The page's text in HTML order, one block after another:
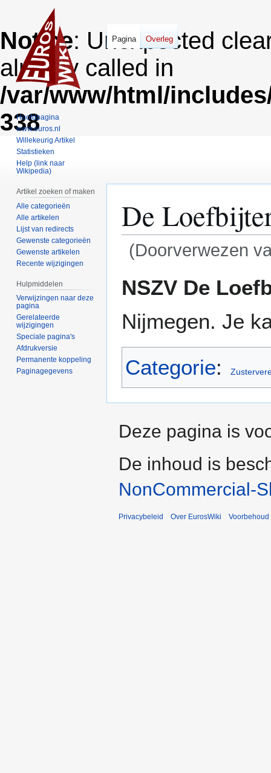
Notice: Unexpected
already called in
/var/www/html/
338
De
(Doorverwezen
navigatie
zoeken
NSZV De
Nijmegen. Je
Categorie:
Pagina Overleg
Hoofdpagina
www.euros.nl
Willekeurig Artikel
Statistieken
Help (link naar
Wikipedia)
Artikel zoeken of maken
Alle categorieën
Alle artikelen
Lijst van redirects
Gewenste categorieën
Gewenste artikelen
Recente wijzigingen
Hulpmiddelen
Verwijzingen naar deze
pagina
Gerelateerde
wijzigingen
Speciale pagina's
Afdrukversie
Permanente koppeling
Paginagegevens
Deze pagina is
De inhoud is
NonCommercial-
Privacybeleid Over EurosWiki Voorbehoud